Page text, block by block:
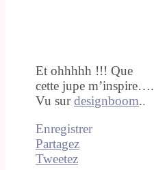
Et ohhhhh !!! Que
cette jupe m’inspire….
Vu surdesignboom..
Enregistrer
Partagez
Tweetez